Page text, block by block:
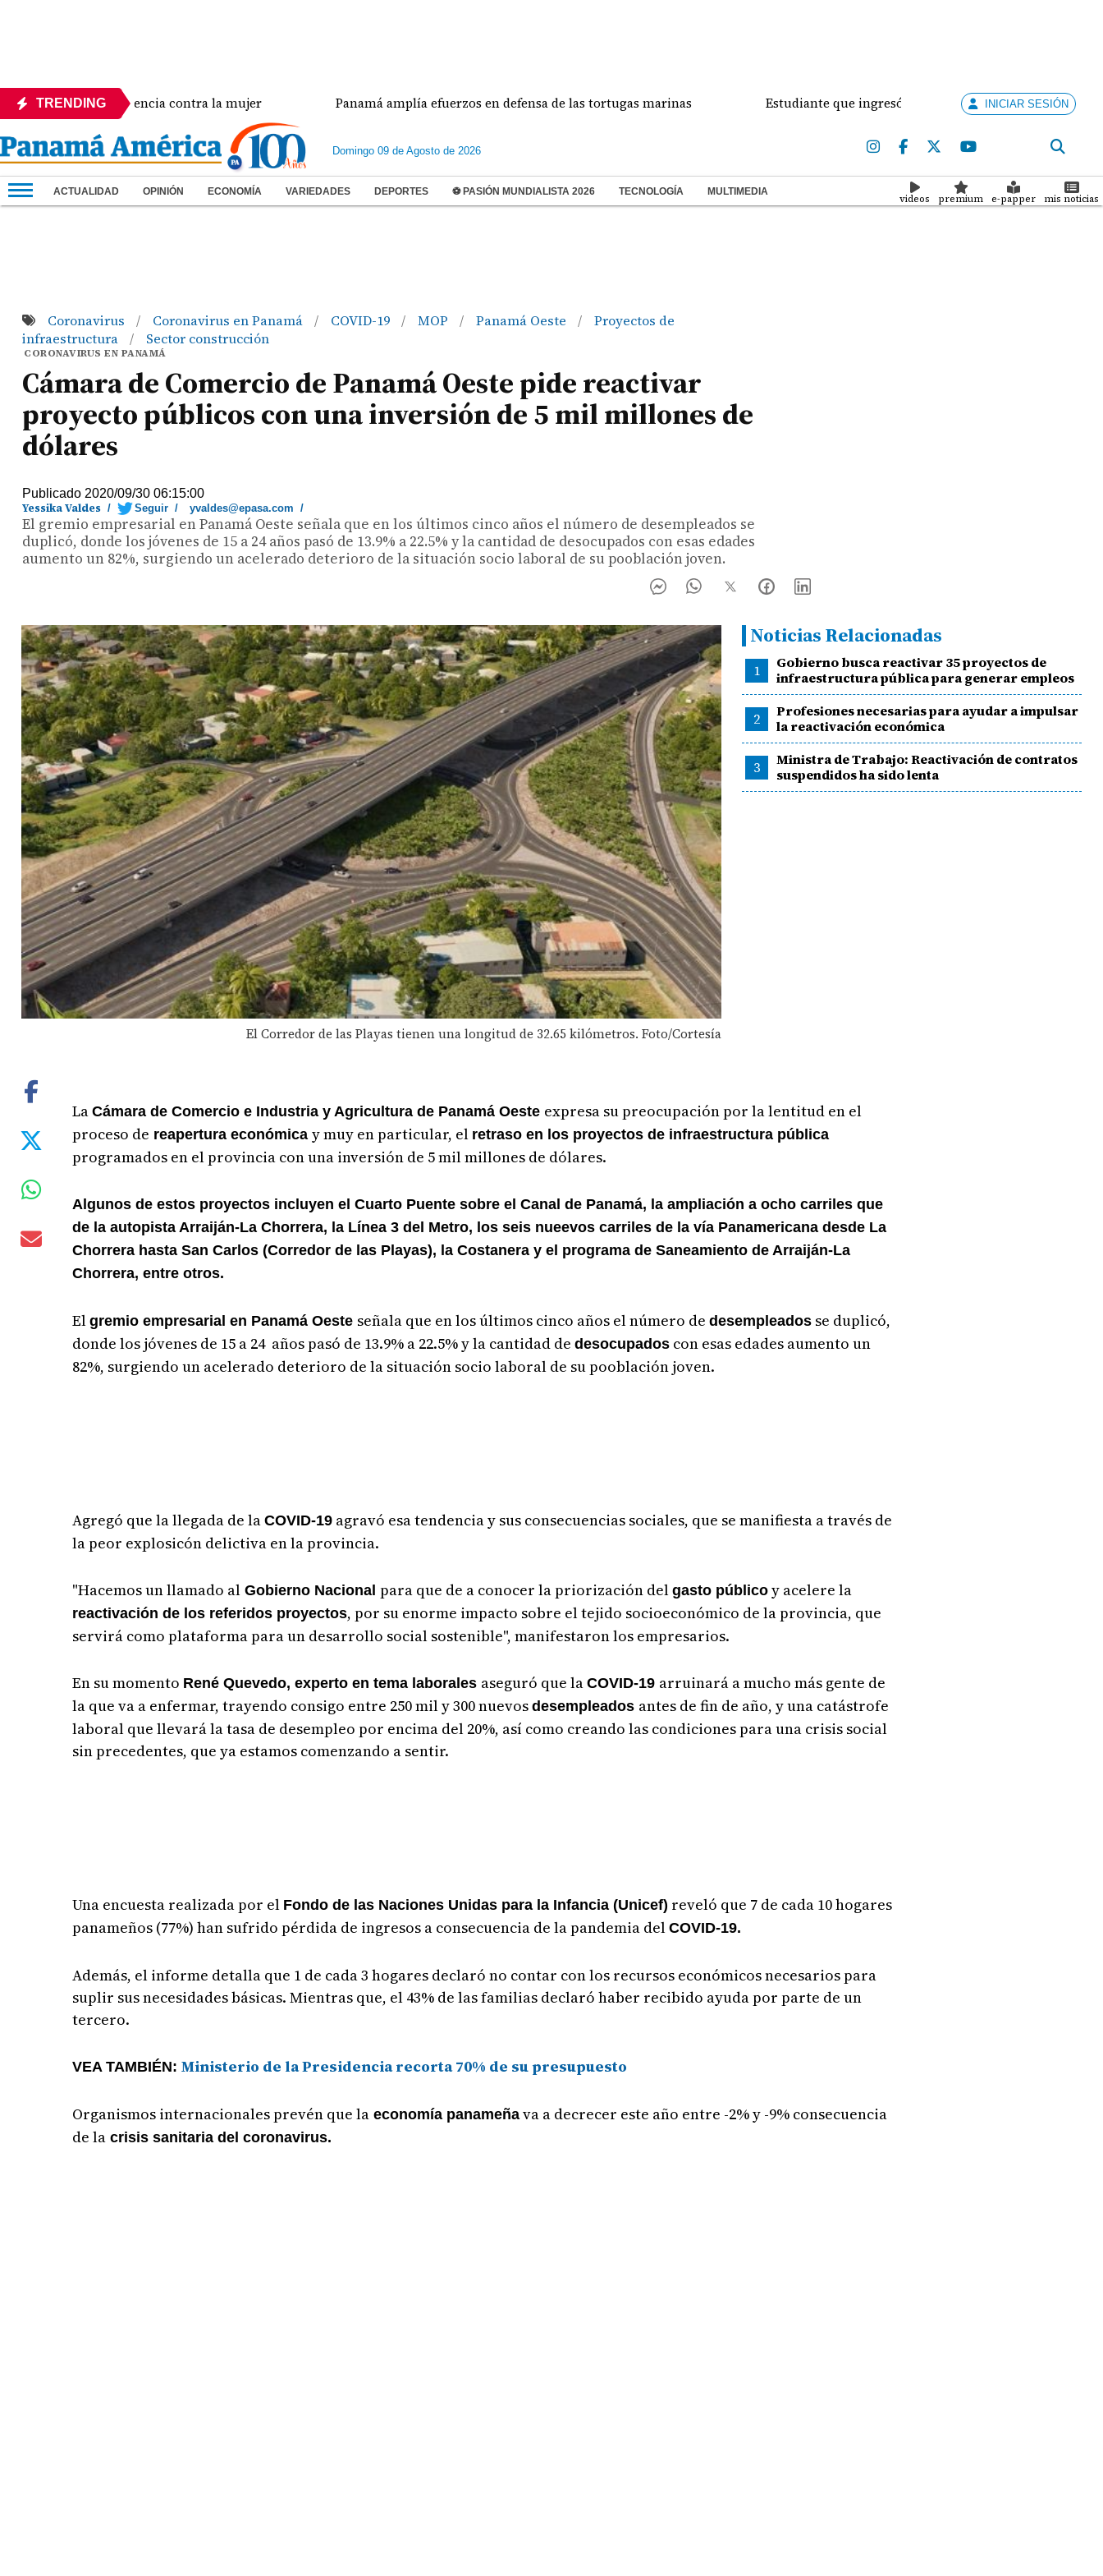
TRENDING
de violencia contra la mujer Panamá amplía efuerzos en defensa de las tortugas marinas Estudiante que ingresó con un arma de fuego al 'Dolores
INICIAR SESIÓN
Domingo 09 de Agosto de 2026
ACTUALIDAD OPINIÓN ECONOMÍA VARIEDADES DEPORTES ⚽ PASIÓN MUNDIALISTA 2026 TECNOLOGÍA MULTIMEDIA
videos premium e-papper mis noticias
Coronavirus / Coronavirus en Panamá / COVID-19 / MOP / Panamá Oeste /
Proyectos de
infraestructura
/ Sector construcción
CORONAVIRUS EN PANAMÁ
Cámara de Comercio de Panamá Oeste pide reactivar
proyecto públicos con una inversión de 5 mil millones de
dólares
Publicado 2020/09/30 06:15:00
Yessika Valdes / Seguir / yvaldes@epasa.com /
El gremio empresarial en Panamá Oeste señala que en los últimos cinco años el número de desempleados se
duplicó, donde los jóvenes de 15 a 24 años pasó de 13.9% a 22.5% y la cantidad de desocupados con esas edades
aumento un 82%, surgiendo un acelerado deterioro de la situación socio laboral de su pooblación joven.
El Corredor de las Playas tienen una longitud de 32.65 kilómetros. Foto/Cortesía
Noticias Relacionadas
1
Gobierno busca reactivar 35 proyectos de
infraestructura pública para generar empleos
2
Profesiones necesarias para ayudar a impulsar
la reactivación económica
3
Ministra de Trabajo: Reactivación de contratos
suspendidos ha sido lenta
LaCámara de Comercio e Industria y Agricultura de Panamá Oeste expresa su preocupación por la lentitud en el
proceso de reapertura económicay muy en particular, el retraso en los proyectos de infraestructura pública
programados en el provincia con una inversión de 5 mil millones de dólares.
Algunos de estos proyectos incluyen el Cuarto Puente sobre el Canal de Panamá, la ampliación a ocho carriles que
de la autopista Arraiján-La Chorrera, la Línea 3 del Metro, los seis nueevos carriles de la vía Panamericana desde La
Chorrera hasta San Carlos (Corredor de las Playas), la Costanera y el programa de Saneamiento de Arraiján-La
Chorrera, entre otros.
Elgremio empresarial en Panamá Oeste señala que en los últimos cinco años el número dedesempleados se duplicó,
donde los jóvenes de 15 a 24 años pasó de 13.9% a 22.5% y la cantidad dedesocupados con esas edades aumento un
82%, surgiendo un acelerado deterioro de la situación socio laboral de su pooblación joven.
Agregó que la llegada de laCOVID-19 agravó esa tendencia y sus consecuencias sociales, que se manifiesta a través de
la peor explosicón delictiva en la provincia.
"Hacemos un llamado al Gobierno Nacionalpara que de a conocer la priorización delgasto público y acelere la
reactivación de los referidos proyectos, por su enorme impacto sobre el tejido socioeconómico de la provincia, que
servirá como plataforma para un desarrollo social sostenible", manifestaron los empresarios.
En su momento René Quevedo, experto en tema laborales aseguró que laCOVID-19 arruinará a mucho más gente de
la que va a enfermar, trayendo consigo entre 250 mil y 300 nuevosdesempleados antes de fin de año, y una catástrofe
laboral que llevará la tasa de desempleo por encima del 20%, así como creando las condiciones para una crisis social
sin precedentes, que ya estamos comenzando a sentir.
Una encuesta realizada por el Fondo de las Naciones Unidas para la Infancia (Unicef) reveló que 7 de cada 10 hogares
panameños (77%) han sufrido pérdida de ingresos a consecuencia de la pandemia delCOVID-19.
Además, el informe detalla que 1 de cada 3 hogares declaró no contar con los recursos económicos necesarios para
suplir sus necesidades básicas. Mientras que, el 43% de las familias declaró haber recibido ayuda por parte de un
tercero.
VEA TAMBIÉN:Ministerio de la Presidencia recorta 70% de su presupuesto
Organismos internacionales prevén que la economía panameña va a decrecer este año entre -2% y -9% consecuencia
de la crisis sanitaria del coronavirus.